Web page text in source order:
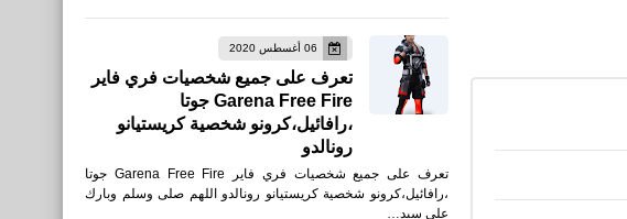
06 أغسطس 2020
تعرف على جميع شخصيات فري فاير
Garena Free Fire جوتا
،رافائيل،كرونو شخصية كريستيانو
رونالدو
تعرف على جميع شخصيات فري فاير Garena Free Fire جوتا
،رافائيل،كرونو شخصية كريستيانو رونالدو اللهم صلى وسلم وبارك
على سيد…
تحميل لعبة ZOZ: Final Hour
للأندرويد XAPK